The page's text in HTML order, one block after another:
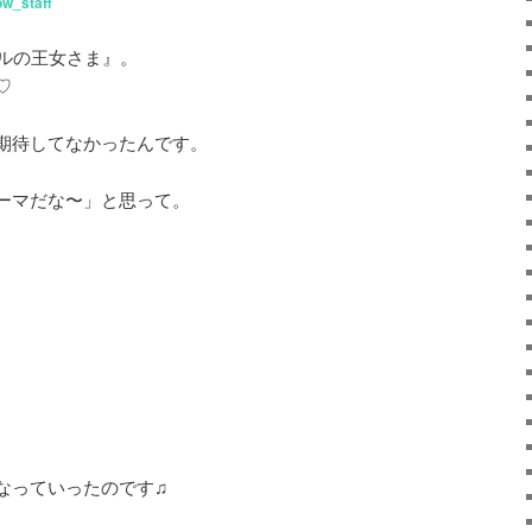
王女さま』。
待してなかったんです。
だな〜」と思って。
っていったのです♫